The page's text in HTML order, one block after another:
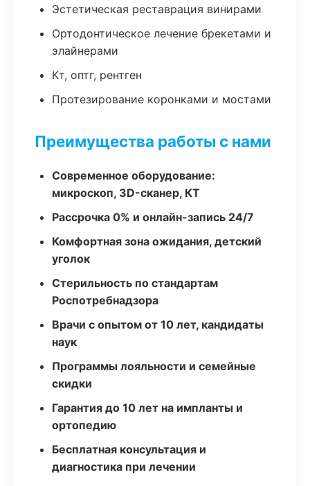
Эстетическая реставрация винирами
Ортодонтическое лечение брекетами и
элайнерами
Кт, оптг, рентген
Протезирование коронками и мостами
Преимущества работы с нами
Современное оборудование:
микроскоп, 3D-сканер, КТ
Рассрочка 0% и онлайн-запись 24/7
Комфортная зона ожидания, детский
уголок
Стерильность по стандартам
Роспотребнадзора
Врачи с опытом от 10 лет, кандидаты
наук
Программы лояльности и семейные
скидки
Гарантия до 10 лет на импланты и
ортопедию
Бесплатная консультация и
диагностика при лечении